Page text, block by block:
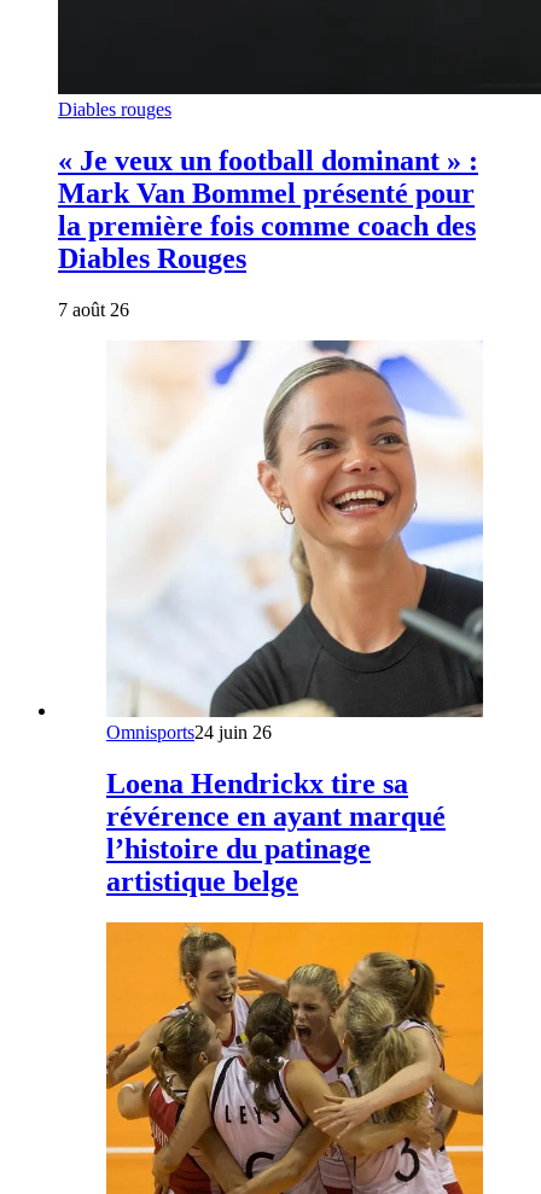
Diables rouges
« Je veux un football dominant » :
Mark Van Bommel présenté pour
la première fois comme coach des
Diables Rouges
7 août 26
Omnisports24 juin 26
Loena Hendrickx tire sa
révérence en ayant marqué
l’histoire du patinage
artistique belge